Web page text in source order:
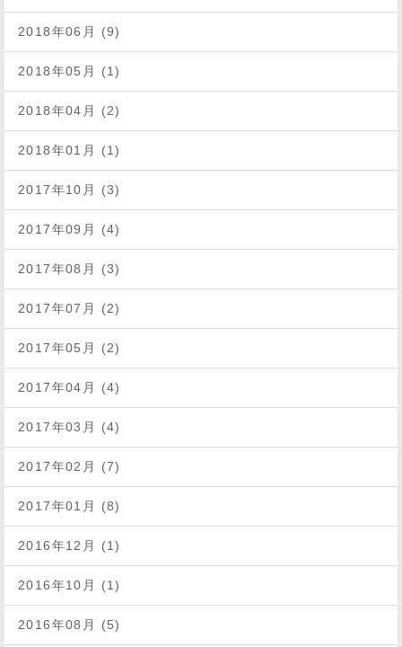
2018年06月 (9)
2018年05月 (1)
2018年04月 (2)
2018年01月 (1)
2017年10月 (3)
2017年09月 (4)
2017年08月 (3)
2017年07月 (2)
2017年05月 (2)
2017年04月 (4)
2017年03月 (4)
2017年02月 (7)
2017年01月 (8)
2016年12月 (1)
2016年10月 (1)
2016年08月 (5)